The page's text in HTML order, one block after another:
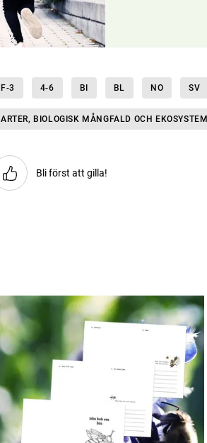
F-3 4-6 BI BL NO SV
ARTER, BIOLOGISK MÅNGFALD OCH EKOSYSTEM
Bli först att gilla!